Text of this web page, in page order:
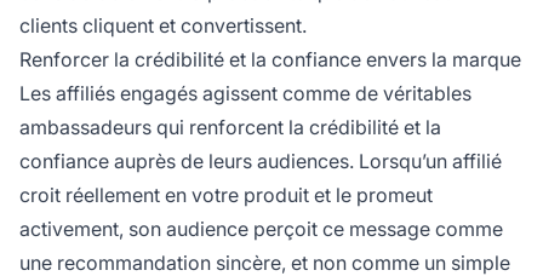
clients cliquent et convertissent.
Renforcer la crédibilité et la confiance envers la marque
Les affiliés engagés agissent comme de véritables
ambassadeurs qui renforcent la crédibilité et la
confiance auprès de leurs audiences. Lorsqu’un affilié
croit réellement en votre produit et le promeut
activement, son audience perçoit ce message comme
une recommandation sincère, et non comme un simple